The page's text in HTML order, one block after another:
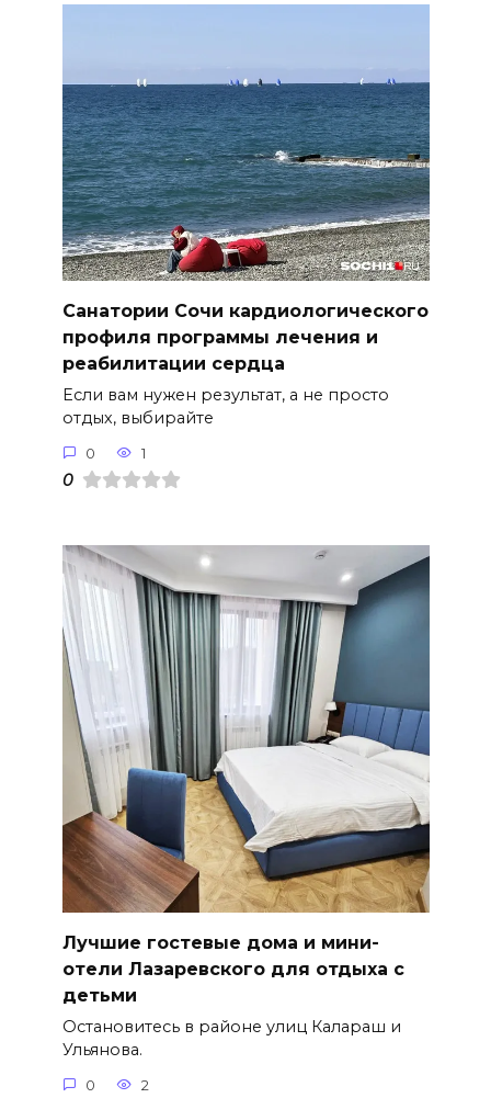
Санатории Сочи кардиологического
профиля программы лечения и
реабилитации сердца
Если вам нужен результат, а не просто
отдых, выбирайте
0 1
0
Лучшие гостевые дома и мини-
отели Лазаревского для отдыха с
детьми
Остановитесь в районе улиц Калараш и
Ульянова.
0 2